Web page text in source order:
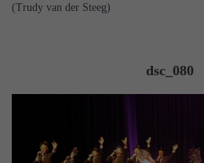
(Trudy van der Steeg)
dsc_080